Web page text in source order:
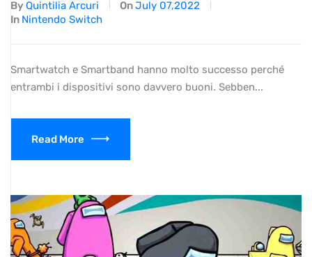
By Quintilia Arcuri OnJuly 07,2022
In Nintendo Switch
Smartwatch e Smartband hanno molto successo perché
entrambi i dispositivi sono davvero buoni. Sebben...
Read More